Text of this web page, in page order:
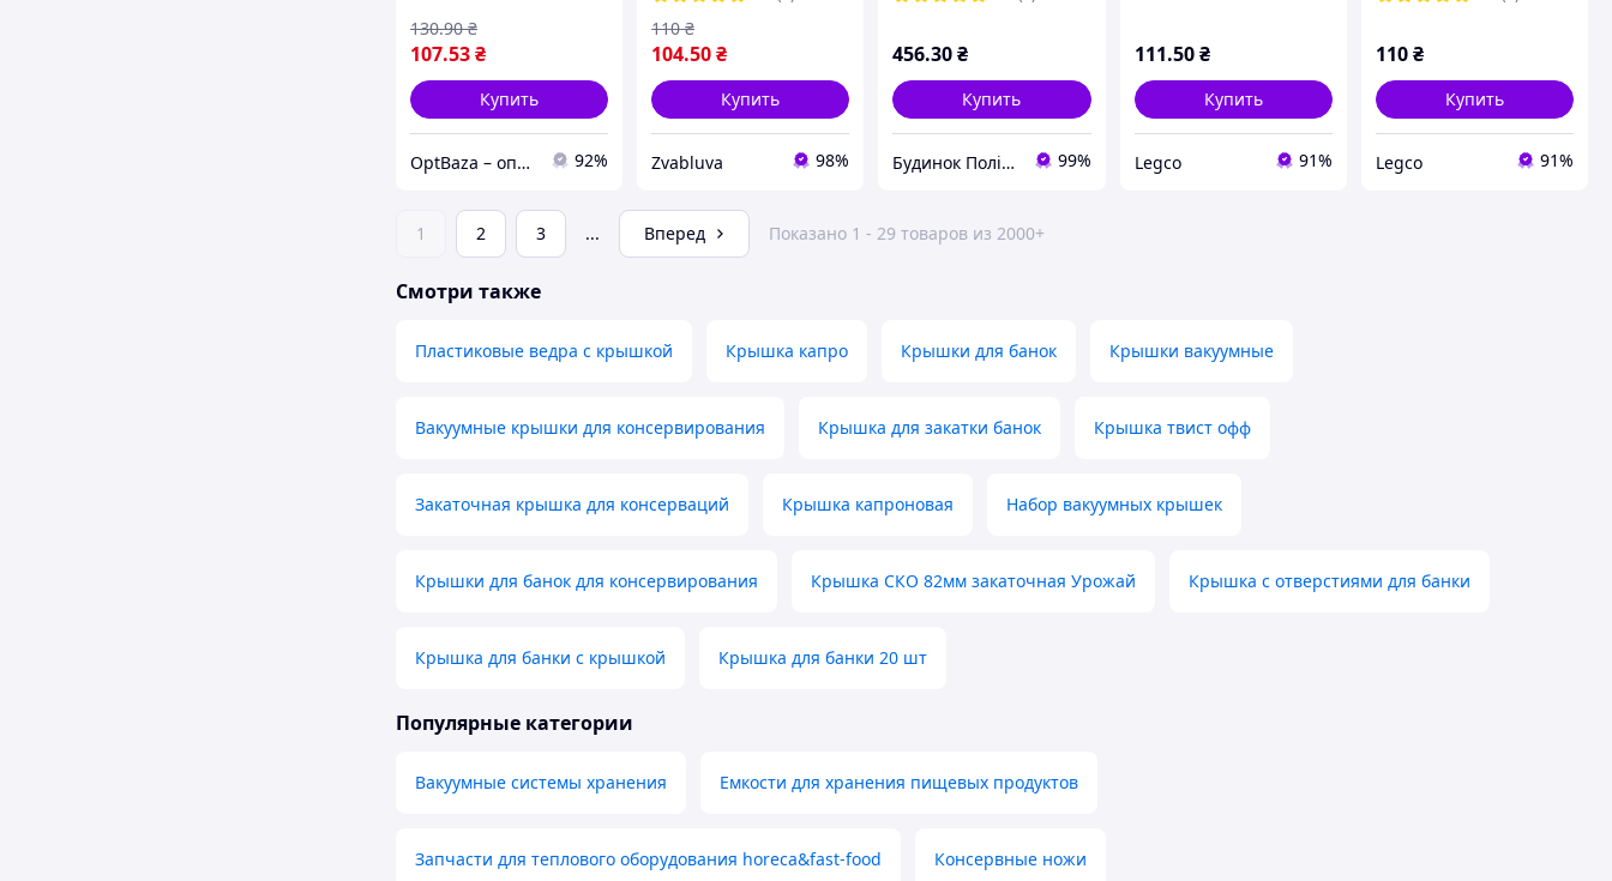
107.53₴
130.90 ₴
Купить
OptBaza – оптовые цены для всех 92%
104.50₴
110 ₴
Купить
Zvabluva 98%
456.30₴
Купить
Будинок Полімерів 99%
111.50 ₴
Купить
Legco 91%
110₴
Купить
Legco 91%
1 2 3 ... Вперед Показано 1 - 29 товаров из 2000+
Смотри также
Пластиковые ведра с крышкой Крышка капро Крышки для банок Крышки вакуумные
Вакуумные крышки для консервирования Крышка для закатки банок Крышка твист офф
Закаточная крышка для консерваций Крышка капроновая Набор вакуумных крышек
Крышки для банок для консервирования Крышка СКО 82мм закаточная Урожай Крышка с отверстиями для банки
Крышка для банки с крышкой Крышка для банки 20 шт
Популярные категории
Вакуумные системы хранения Емкости для хранения пищевых продуктов
Запчасти для теплового оборудования horeca&fast-food Консервные ножи